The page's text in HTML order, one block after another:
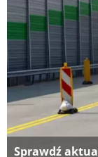
Sprawdź